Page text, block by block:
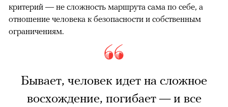
критерий — не сложность маршрута сама по себе, а
отношение человека к безопасности и собственным
ограничениям.
Бывает, человек идет на сложное
восхождение, погибает — и все